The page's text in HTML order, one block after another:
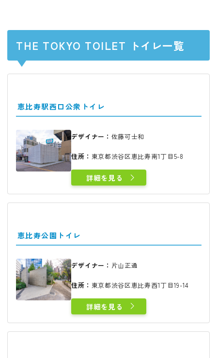
THE TOKYO TOILET トイレ一覧
恵比寿駅西口公衆トイレ
デザイナー： 佐藤可士和
住所： 東京都渋谷区恵比寿南1丁目5-8
詳細を見る
恵比寿公園トイレ
デザイナー： 片山正通
住所： 東京都渋谷区恵比寿西1丁目19-14
詳細を見る